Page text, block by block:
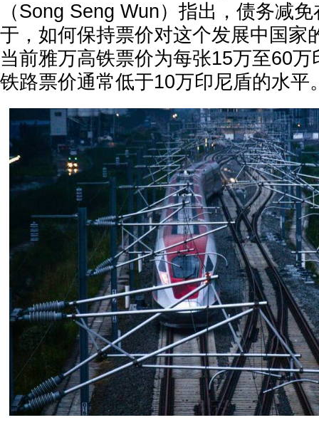
（Song Seng Wun）指出，债务减
于，如何保持票价对这个发展中国家
当前雅万高铁票价为每张15万至60
铁路票价通常低于10万印尼盾的水平